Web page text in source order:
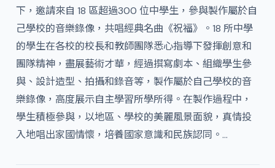
下，邀請來自 18 區超過300 位中學生，參與製作屬於自
己學校的音樂錄像，共唱經典名曲《祝福》。18 所中學
的學生在各校的校長和教師團隊悉心指導下發揮創意和
團隊精神，盡展藝術才華，經過撰寫劇本、組織學生參
與、設計造型、拍攝和錄音等，製作屬於自己學校的音
樂錄像，高度展示自主學習所學所得。在製作過程中，
學生積極參與，以地區、學校的美麗風景面貌，真情投
入地唱出家國情懷，培養國家意識和民族認同。…